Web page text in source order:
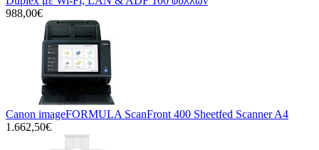
988,00€
Canon imageFORMULA ScanFront 400 Sheetfed Scanner A4
1.662,50€